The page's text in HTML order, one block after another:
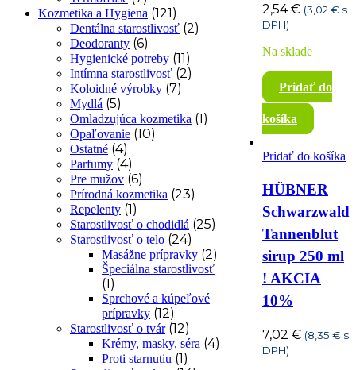
Kozmetika a Hygiena (121)
Dentálna starostlivosť (2)
Deodoranty (6)
Hygienické potreby (11)
Intímna starostlivosť (2)
Koloidné výrobky (7)
Mydlá (5)
Omladzujúca kozmetika (1)
Opaľovanie (10)
Ostatné (4)
Parfumy (4)
Pre mužov (6)
Prírodná kozmetika (23)
Repelenty (1)
Starostlivosť o chodidlá (25)
Starostlivosť o telo (24)
Masážne prípravky (2)
Špeciálna starostlivosť
(1)
Sprchové a kúpeľové
prípravky (12)
Starostlivosť o tvár (12)
Krémy, masky, séra (4)
Proti starnutiu (1)
2,54€ (3,02 € s
DPH)
Na sklade
Pridať do
košíka
Pridať do košíka
HÜBNER
Schwarzwald
Tannenblut
sirup 250 ml
! AKCIA
10%
7,02 € (8,35 € s
DPH)